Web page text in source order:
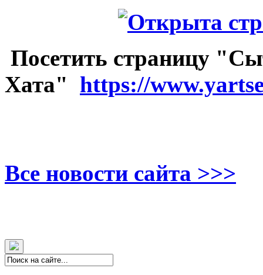
Посетить страницу
Хата" https://
Все новости сайта >>>